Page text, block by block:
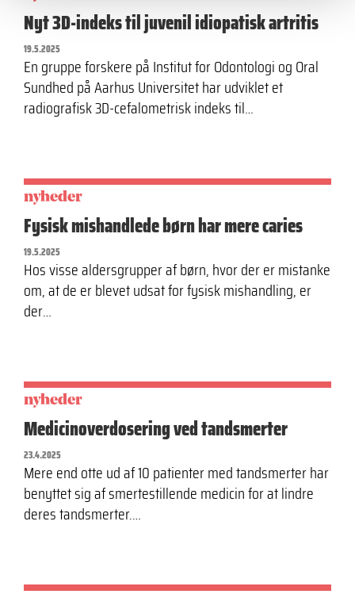
Nyt 3D-indeks til juvenil idiopatisk artritis
19.5.2025
En gruppe forskere på Institut for Odontologi og Oral
Sundhed på Aarhus Universitet har udviklet et
radiografisk 3D-cefalometrisk indeks til…
nyheder
Fysisk mishandlede børn har mere caries
19.5.2025
Hos visse aldersgrupper af børn, hvor der er mistanke
om, at de er blevet udsat for fysisk mishandling, er
der…
nyheder
Medicinoverdosering ved tandsmerter
23.4.2025
Mere end otte ud af 10 patienter med tandsmerter har
benyttet sig af smertestillende medicin for at lindre
deres tandsmerter.…